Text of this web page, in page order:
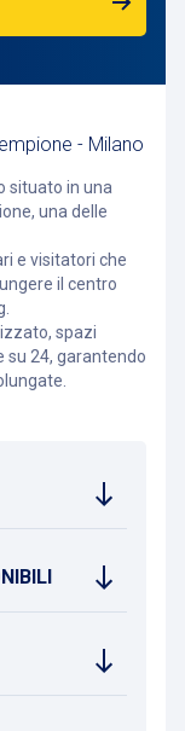
- Milano
situato in una
una delle
e visitatori che
il centro
spazi
su 24, garantendo